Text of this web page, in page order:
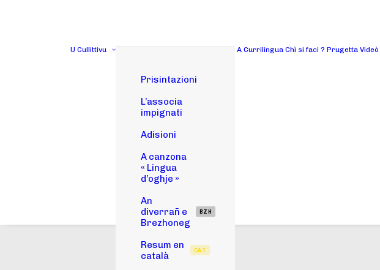
U Cullittivu
Prisintazioni
L’associa
impignati
Adisioni
A canzona
« Lingua
d’oghje »
An
diverrañ e
Brezhoneg
BZH
Resum en
català
CAT
A Currilingua Chì si faci ? Prugetta Videò